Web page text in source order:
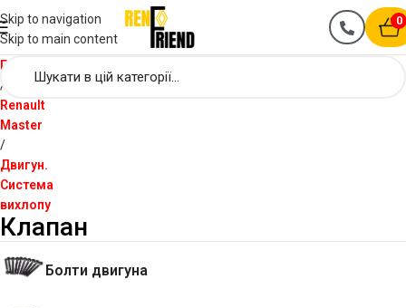
Skip to navigation
Skip to main content
0
Головна
Renault
Master
Двигун.
Система
вихлопу
Клапан
Болти двигуна